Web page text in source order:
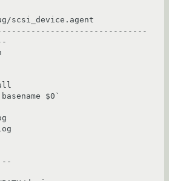
scsi_device.agent
$0`
--